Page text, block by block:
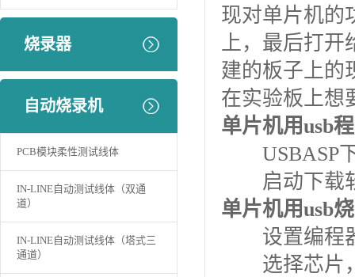
烧录器
自动烧录机
PCB模块柔性测试线体
IN-LINE自动测试线体（双通
道）
IN-LINE自动测试线体（塔式三
通道）
现对单片机的
上，最后打开
建的板子上的
在实验板上想
单片机用usb
USBASP下
启动下载软
单片机用usb
设置编程器
选择芯片，